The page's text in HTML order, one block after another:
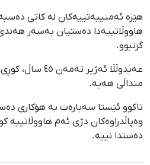
هێزە ئەمنییەتییەکان لە کاتی
هاووڵاتییەدا دەستیان بەسەر
گرتبوو.
عەبدوڵڵا ئەژیر
منداڵی هەیە.
تاکوو ئێستا سەبارەت بە هۆکاری
وەپاڵدراوەکان دژی ئەم هاووڵاتییە
دەستدا نییە.